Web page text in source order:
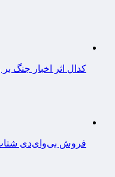
کدال اثر اخبار جنگ
فروش بی‌وای‌دی